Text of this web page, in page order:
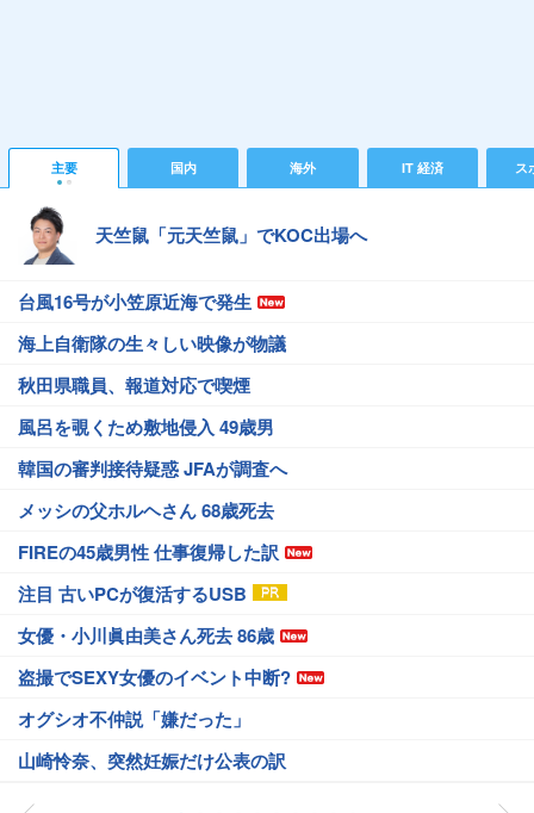
主要 国内 海外 IT 経済 ス
天竺鼠「元天竺鼠」でKOC出場へ
台風16号が小笠原近海で発生
海上自衛隊の生々しい映像が物議
秋田県職員、報道対応で喫煙
風呂を覗くため敷地侵入 49歳男
韓国の審判接待疑惑 JFAが調査へ
メッシの父ホルヘさん 68歳死去
FIREの45歳男性 仕事復帰した訳
注目 古いPCが復活するUSB
女優・小川眞由美さん死去 86歳
盗撮でSEXY女優のイベント中断?
オグシオ不仲説「嫌だった」
山崎怜奈、突然妊娠だけ公表の訳